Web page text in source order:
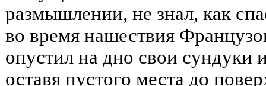
размышлении, не знал, как
во время нашествия
опустил на дно свои сундуки
оставя пустого места до